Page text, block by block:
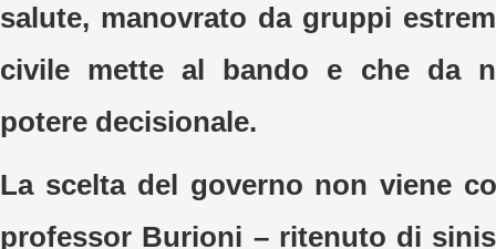
salute, manovrato da gruppi
civile mette al bando e che da
potere decisionale.
La scelta del governo non viene
professor Burioni – ritenuto di